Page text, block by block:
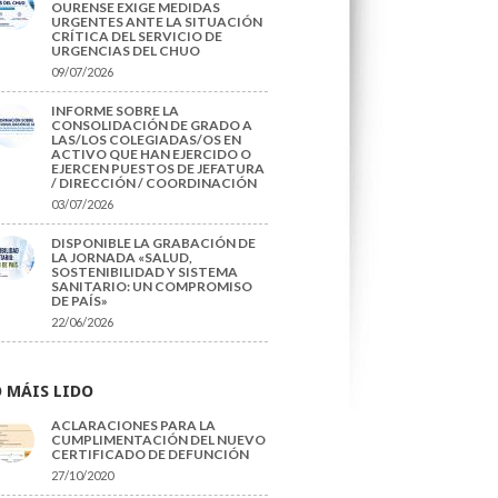
OURENSE EXIGE MEDIDAS
URGENTES ANTE LA SITUACIÓN
CRÍTICA DEL SERVICIO DE
URGENCIAS DEL CHUO
09/07/2026
INFORME SOBRE LA
CONSOLIDACIÓN DE GRADO A
LAS/LOS COLEGIADAS/OS EN
ACTIVO QUE HAN EJERCIDO O
EJERCEN PUESTOS DE JEFATURA
/ DIRECCIÓN / COORDINACIÓN
03/07/2026
DISPONIBLE LA GRABACIÓN DE
LA JORNADA «SALUD,
SOSTENIBILIDAD Y SISTEMA
SANITARIO: UN COMPROMISO
DE PAÍS»
22/06/2026
MÁIS LIDO
ACLARACIONES PARA LA
CUMPLIMENTACIÓN DEL NUEVO
CERTIFICADO DE DEFUNCIÓN
27/10/2020